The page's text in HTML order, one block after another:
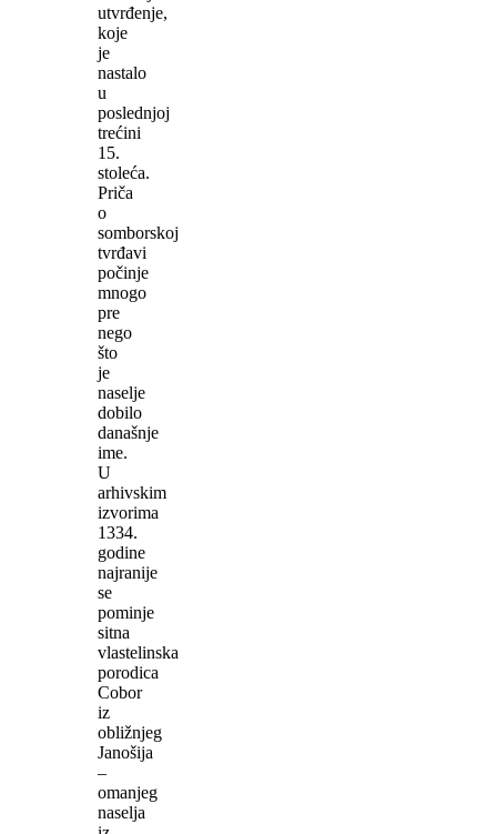
utvrđenje,
koje
je
nastalo
u
poslednjoj
trećini
15.
stoleća.
Priča
o
somborskoj
tvrđavi
počinje
mnogo
pre
nego
što
je
naselje
dobilo
današnje
ime.
U
arhivskim
izvorima
1334.
godine
najranije
se
pominje
sitna
vlastelinska
porodica
Cobor
iz
obližnjeg
Janošija
–
omanjeg
naselja